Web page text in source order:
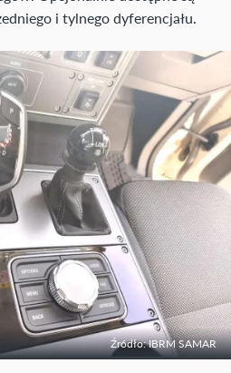
i tylnego dyferencjału.
Źródło: IBRM SAMAR